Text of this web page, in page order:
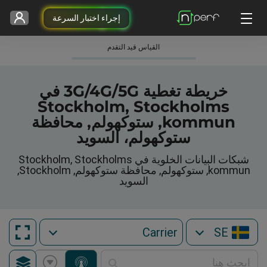
إجراء اختبار السرعة
القياس قيد التقدم
خريطة تغطية 3G/4G/5G في
Stockholm, Stockholms
kommun, ستوكهولم, محافظة
ستوكهولم، السويد
شبكات البيانات الخلوية في Stockholm, Stockholms
kommun, ستوكهولم, محافظة ستوكهولم, Stockholm,
السويد
SE